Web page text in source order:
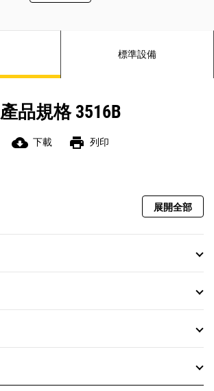
標準設備
產品規格 3516B
cloud_download 下載 print 列印
展開全部